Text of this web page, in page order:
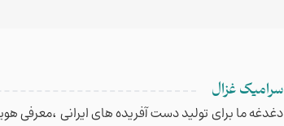
سرامیک غزال
دغدغه ما برای تولید دست آفریده های ایرانی ،معرفی